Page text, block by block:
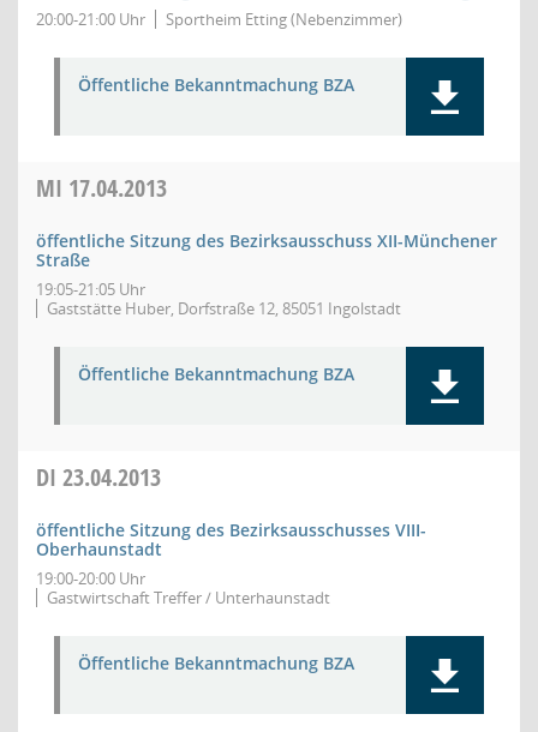
20:00-21:00 Uhr Sportheim Etting (Nebenzimmer)
Öffentliche Bekanntmachung BZA
MI 17.04.2013
öffentliche Sitzung des Bezirksausschuss XII-Münchener
Straße
19:05-21:05 Uhr
Gaststätte Huber, Dorfstraße 12, 85051 Ingolstadt
Öffentliche Bekanntmachung BZA
DI 23.04.2013
öffentliche Sitzung des Bezirksausschusses VIII-
Oberhaunstadt
19:00-20:00 Uhr
Gastwirtschaft Treffer / Unterhaunstadt
Öffentliche Bekanntmachung BZA